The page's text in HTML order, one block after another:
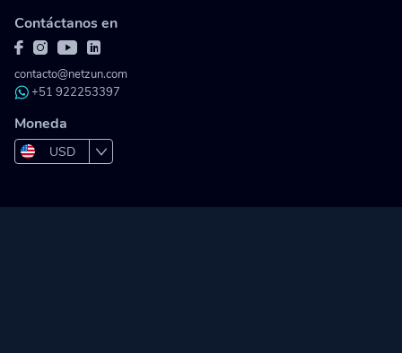
Contáctanos en
contacto@netzun.com
+51 922253397
Moneda
USD